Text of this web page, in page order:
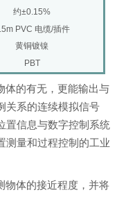
约±0.15%
PVC 电缆/插件
黄铜镀镍
PBT
体的有无，更能输出与
关系的连续模拟信号
置信息与数字控制系统
测量和过程控制的工业
物体的接近程度，并将